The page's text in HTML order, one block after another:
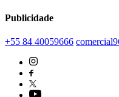
Publicidade
+55 84 40059666